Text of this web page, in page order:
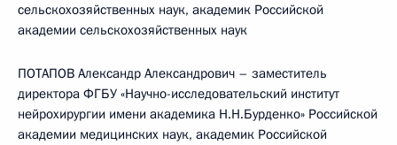
сельскохозяйственных наук, академик Российской
академии сельскохозяйственных наук
ПОТАПОВ Александр Александрович – заместитель
директора ФГБУ «Научно-исследовательский институт
нейрохирургии имени академика Н.Н.Бурденко» Российской
академии медицинских наук, академик Российской